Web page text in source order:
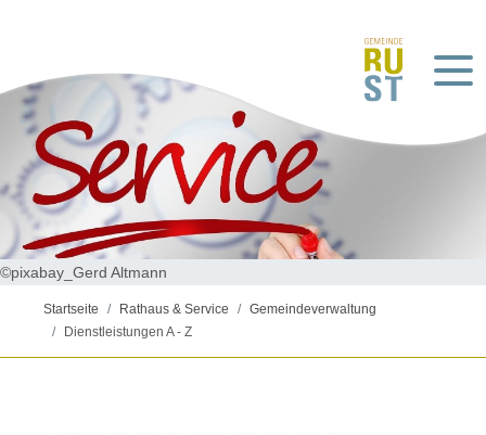
©pixabay_Gerd Altmann
Startseite Rathaus & Service
Gemeindeverwaltung
Dienstleistungen A - Z